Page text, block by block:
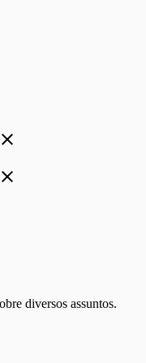
close
close
diversos assuntos.